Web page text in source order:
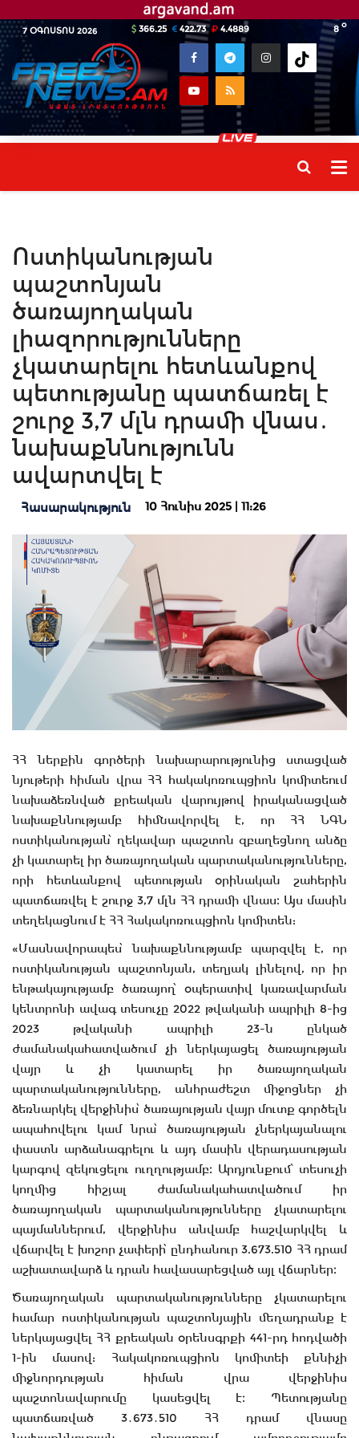
7 ՕԳՈՍՏՈՍ 2026 8 o
366.25 422.73 4.4889
Ոստիկանության
պաշտոնյան
ծառայողական
լիազորությունները
չկատարելու հետևանքով
պետությանը պատճառել է
շուրջ 3,7 մլն դրամի վնաս․
նախաքննությունն
ավարտվել է
Հասարակություն 10 Հունիս 2025 | 11:26
ՀՀ ներքին գործերի նախարարությունից ստացված
նյութերի հիման վրա ՀՀ հակակոռուպցիոն կոմիտեում
նախաձեռնված քրեական վարույթով իրականացված
նախաքննությամբ հիմնավորվել է, որ ՀՀ ՆԳՆ
ոստիկանության՝ ղեկավար պաշտոն զբաղեցնող անձը
չի կատարել իր ծառայողական պարտականությունները,
որի հետևանքով պետության օրինական շահերին
պատճառվել է շուրջ 3,7 մլն ՀՀ դրամի վնաս։ Այս մասին
տեղեկացնում է ՀՀ Հակակոռուպցիոն կոմիտեն:
«Մասնավորապես՝ նախաքննությամբ պարզվել է, որ
ոստիկանության պաշտոնյան, տեղյակ լինելով, որ իր
ենթակայությամբ ծառայող՝ օպերատիվ կառավարման
կենտրոնի ավագ տեսուչը 2022 թվականի ապրիլի 8-ից
2023 թվականի ապրիլի 23-ն ընկած
ժամանակահատվածում չի ներկայացել ծառայության
վայր և չի կատարել իր ծառայողական
պարտականությունները, անհրաժեշտ միջոցներ չի
ձեռնարկել վերջինիս՝ ծառայության վայր մուտք գործելն
ապահովելու կամ նրա՝ ծառայության չներկայանալու
փաստն արձանագրելու և այդ մասին վերադասության
կարգով զեկուցելու ուղղությամբ։ Արդյունքում՝ տեսուչի
կողմից հիշյալ ժամանակահատվածում իր
ծառայողական պարտականությունները չկատարելու
պայմաններում, վերջինիս անվամբ հաշվարկվել և
վճարվել է խոշոր չափերի՝ ընդհանուր 3.673.510 ՀՀ դրամ
աշխատավարձ և դրան հավասարեցված այլ վճարներ։
Ծառայողական պարտականությունները չկատարելու
համար ոստիկանության պաշտոնյային մեղադրանք է
ներկայացվել ՀՀ քրեական օրենսգրքի 441-րդ հոդվածի
1-ին մասով: Հակակոռուպցիոն կոմիտեի քննիչի
միջնորդության հիման վրա վերջինիս
պաշտոնավարումը կասեցվել է։ Պետությանը
պատճառված 3․673․510 ՀՀ դրամ վնասը